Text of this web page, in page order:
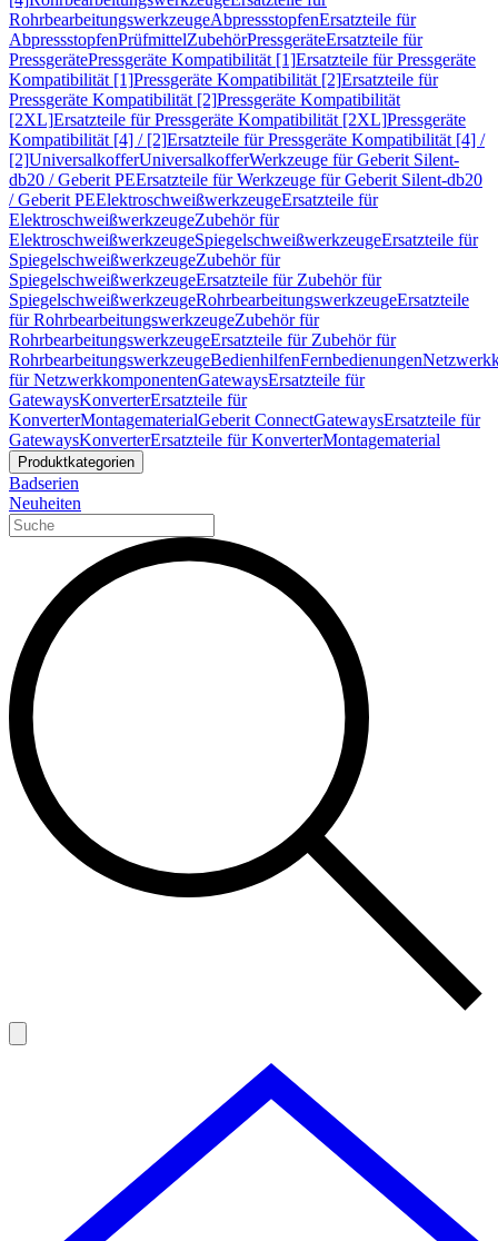
RohrbearbeitungswerkzeugeAbpressstopfenErsatzteile für
AbpressstopfenPrüfmittelZubehörPressgeräteErsatzteile für
PressgerätePressgeräte Kompatibilität [1]Ersatzteile für Pressgeräte
Kompatibilität [1]Pressgeräte Kompatibilität [2]Ersatzteile für
Pressgeräte Kompatibilität [2]Pressgeräte Kompatibilität
[2XL]Ersatzteile für Pressgeräte Kompatibilität [2XL]Pressgeräte
Kompatibilität [4] / [2]Ersatzteile für Pressgeräte Kompatibilität [4] /
[2]UniversalkofferUniversalkofferWerkzeuge für Geberit Silent-
db20 / Geberit PEErsatzteile für Werkzeuge für Geberit Silent-db20
/ Geberit PEElektroschweißwerkzeugeErsatzteile für
ElektroschweißwerkzeugeZubehör für
ElektroschweißwerkzeugeSpiegelschweißwerkzeugeErsatzteile für
SpiegelschweißwerkzeugeZubehör für
SpiegelschweißwerkzeugeErsatzteile für Zubehör für
SpiegelschweißwerkzeugeRohrbearbeitungswerkzeugeErsatzteile
für RohrbearbeitungswerkzeugeZubehör für
RohrbearbeitungswerkzeugeErsatzteile für Zubehör für
RohrbearbeitungswerkzeugeBedienhilfenFernbedienungen
für NetzwerkkomponentenGatewaysErsatzteile für
GatewaysKonverterErsatzteile für
KonverterMontagematerialGeberit ConnectGatewaysErsatzteile für
GatewaysKonverterErsatzteile für KonverterMontagematerial
Produktkategorien
Badserien
Neuheiten